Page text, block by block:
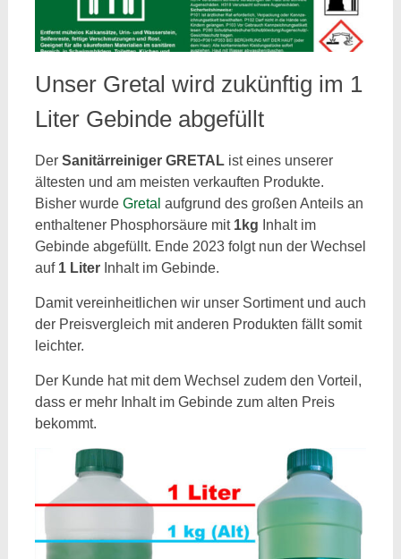
Unser Gretal wird zukünftig im 1
Liter Gebinde abgefüllt
Der Sanitärreiniger GRETAL ist eines unserer
ältesten und am meisten verkauften Produkte.
Bisher wurde Gretal aufgrund des großen Anteils an
enthaltener Phosphorsäure mit 1kg Inhalt im
Gebinde abgefüllt. Ende 2023 folgt nun der Wechsel
auf 1 Liter Inhalt im Gebinde.
Damit vereinheitlichen wir unser Sortiment und auch
der Preisvergleich mit anderen Produkten fällt somit
leichter.
Der Kunde hat mit dem Wechsel zudem den Vorteil,
dass er mehr Inhalt im Gebinde zum alten Preis
bekommt.